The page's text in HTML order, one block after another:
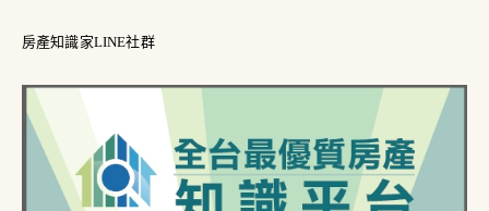
房產知識家LINE社群